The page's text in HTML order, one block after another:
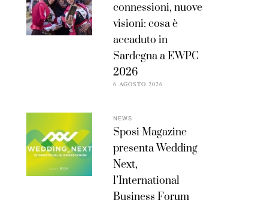
connessioni, nuove
visioni: cosa è
accaduto in
Sardegna a EWPC
2026
6 AGOSTO 2026
NEWS
Sposi Magazine
presenta Wedding
Next,
l’International
Business Forum